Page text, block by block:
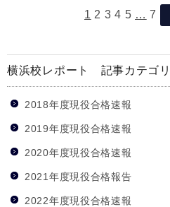
1 2 3 4 5 … 7
横浜校レポート 記事カテゴリ
2018年度現役合格速報
2019年度現役合格速報
2020年度現役合格速報
2021年度現役合格報告
2022年度現役合格速報